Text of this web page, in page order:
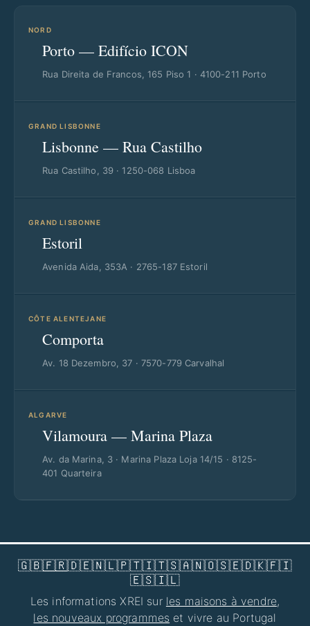
NORD
Porto — Edifício ICON
Rua Direita de Francos, 165 Piso 1 · 4100-211 Porto
GRAND LISBONNE
Lisbonne — Rua Castilho
Rua Castilho, 39 · 1250-068 Lisboa
GRAND LISBONNE
Estoril
Avenida Aida, 353A · 2765-187 Estoril
CÔTE ALENTEJANE
Comporta
Av. 18 Dezembro, 37 · 7570-779 Carvalhal
ALGARVE
Vilamoura — Marina Plaza
Av. da Marina, 3 · Marina Plaza Loja 14/15 · 8125-
401 Quarteira
🇬🇧🇫🇷🇩🇪🇳🇱🇵🇹🇮🇹🇸🇦🇳🇴🇸🇪🇩🇰🇫🇮
🇪🇸🇮🇱
Les informations XREI sur les maisons à vendre,
les nouveaux programmes et vivre au Portugal